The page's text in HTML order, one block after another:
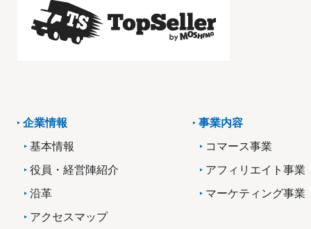
企業情報
基本情報
役員・経営陣紹介
沿革
アクセスマップ
事業内容
コマース事業
アフィリエイト事業
マーケティング事業